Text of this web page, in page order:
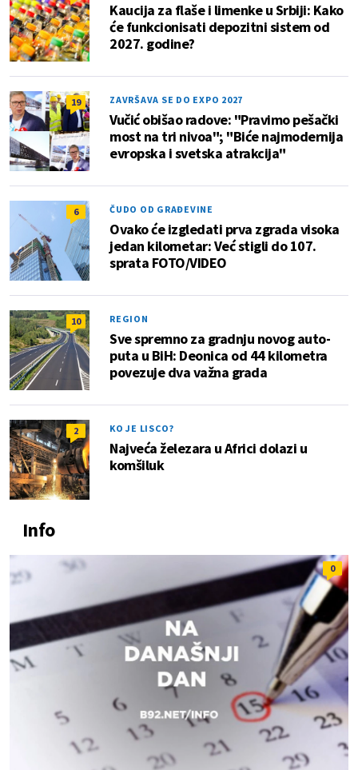
Kaucija za flaše i limenke u Srbiji: Kako
će funkcionisati depozitni sistem od
2027. godine?
19 ZAVRŠAVA SE DO EXPO 2027
Vučić obišao radove: "Pravimo pešački
most na tri nivoa"; "Biće najmodernija
evropska i svetska atrakcija"
6 ČUDO OD GRAĐEVINE
Ovako će izgledati prva zgrada visoka
jedan kilometar: Već stigli do 107.
sprata FOTO/VIDEO
10 REGION
Sve spremno za gradnju novog auto-
puta u BiH: Deonica od 44 kilometra
povezuje dva važna grada
2 KO JE LISCO?
Najveća železara u Africi dolazi u
komšiluk
Info
0